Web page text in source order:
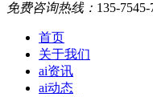
免费咨询热线： 135-7545-
首页
关于我们
ai资讯
ai动态